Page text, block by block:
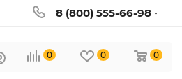
8 (800) 555-66-98
0 0 0